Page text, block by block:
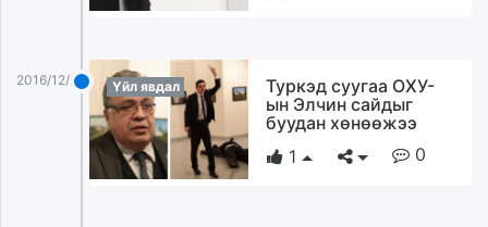
2016/12/20 Үйл явдал
Туркэд суугаа ОХУ-
ын Элчин сайдыг
буудан хөнөөжээ
1
0